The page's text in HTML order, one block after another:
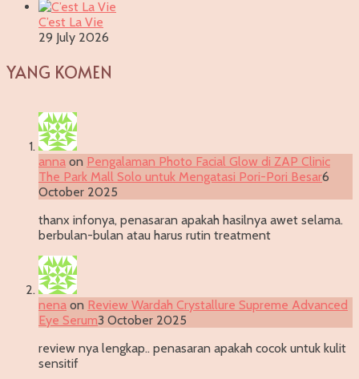
C’est La Vie
29 July 2026
YANG KOMEN
anna on Pengalaman Photo Facial Glow di ZAP Clinic
The Park Mall Solo untuk Mengatasi Pori-Pori Besar6
October 2025
thanx infonya, penasaran apakah hasilnya awet selama.
berbulan-bulan atau harus rutin treatment
nena on Review Wardah Crystallure Supreme Advanced
Eye Serum3 October 2025
review nya lengkap.. penasaran apakah cocok untuk kulit
sensitif